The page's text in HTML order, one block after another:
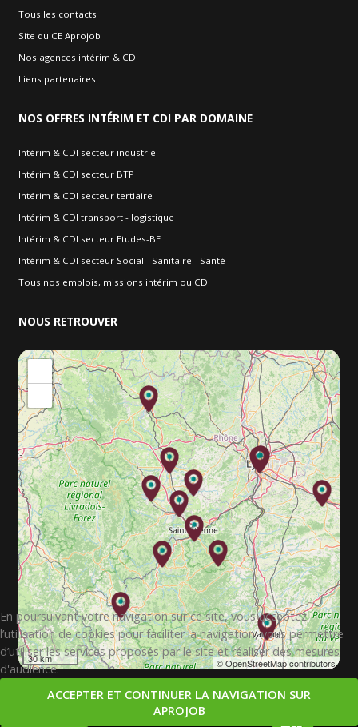
Tous les contacts
Site du CE Aprojob
Nos agences intérim & CDI
Liens partenaires
NOS OFFRES INTÉRIM ET CDI PAR DOMAINE
Intérim & CDI secteur industriel
Intérim & CDI secteur BTP
Intérim & CDI secteur tertiaire
Intérim & CDI transport - logistique
Intérim & CDI secteur Etudes-BE
Intérim & CDI secteur Social - Sanitaire - Santé
Tous nos emplois, missions intérim ou CDI
NOUS RETROUVER
30 km © OpenStreetMap contributors
En poursuivant votre navigation sur ce site, vous acceptez
l’utilisation de cookies pour faciliter la navigation, vous permettre
d’utiliser les services proposés par le site et réaliser des mesures
d'audience.
ACCEPTER ET CONTINUER LA NAVIGATION SUR
APROJOB